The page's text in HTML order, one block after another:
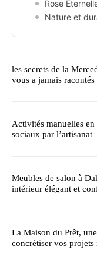
Rose
Nature et
les secrets de la
vous a jamais racontés
Activités manuelles
sociaux par l’artisanat
Meubles de salon à
intérieur élégant et
La Maison du Prêt,
concrétiser vos